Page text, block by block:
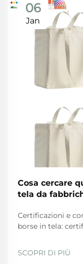
06
Jan
Cosa cercare
tela da
Certificazioni e
borse in tela:
effettivamente
fornitori, le
SCOPRI DI PIÙ